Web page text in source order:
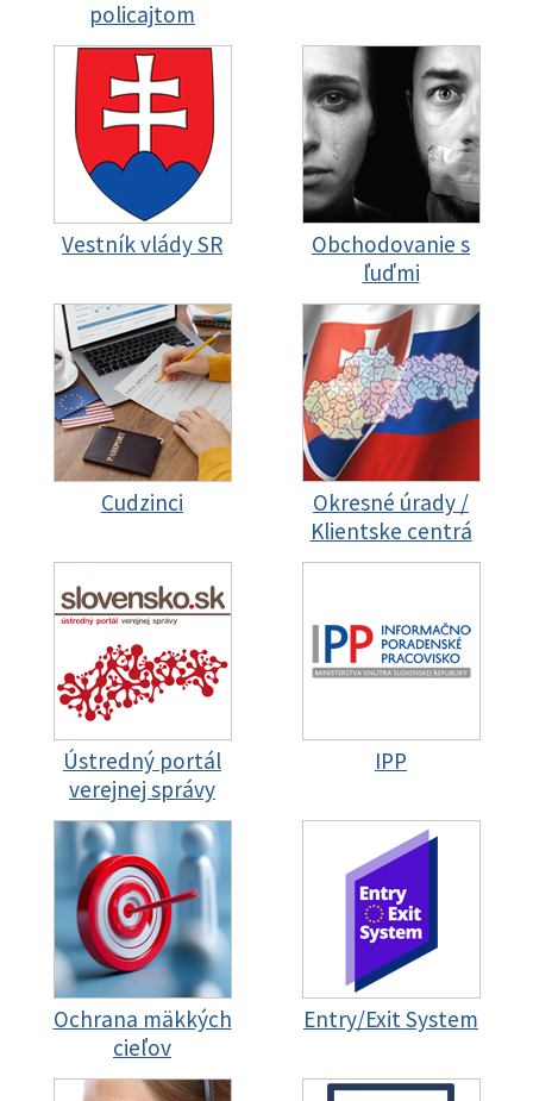
policajtom
Vestník vlády SR
Obchodovanie s
ľuďmi
Cudzinci
Okresné úrady /
Klientske centrá
Ústredný portál
verejnej správy
IPP
Ochrana mäkkých
cieľov
Entry/Exit System